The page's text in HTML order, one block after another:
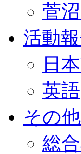
菅
活動
日
英語
その他
総